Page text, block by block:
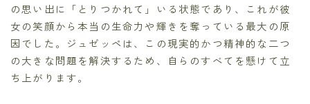
の思い出に「とりつかれて」いる状態であり、これが彼
女の笑顔から本当の生命力や輝きを奪っている最大の原
因でした。ジュゼッペは、この現実的かつ精神的な二つ
の大きな問題を解決するため、自らのすべてを懸けて立
ち上がります。